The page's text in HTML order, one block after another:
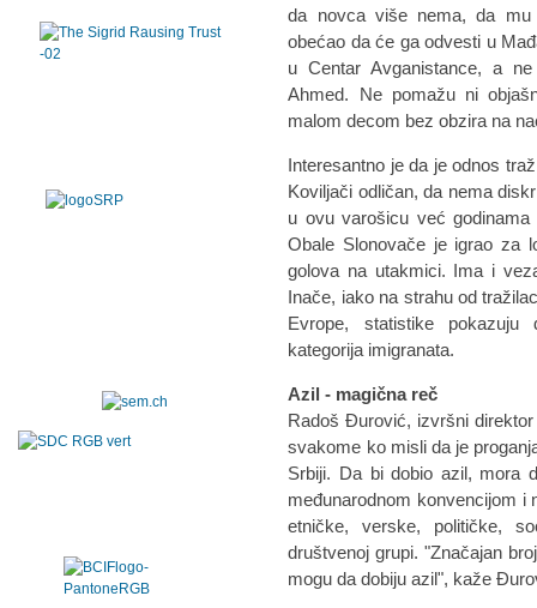
da novca više nema, da mu
obećao da će ga odvesti u
u Centar Avganistance, a
Ahmed. Ne pomažu ni
malom decom bez obzira na
Interesantno je da je odnos
Koviljači odličan, da nema
u ovu varošicu već
Obale Slonovače je igrao za
golova na utakmici. Ima i
Inače, iako na strahu od
Evrope, statistike
kategorija imigranata.
Azil - magična reč
Radoš Đurović, izvršni
svakome ko misli da je
Srbiji. Da bi dobio azil, mora
međunarodnom konvencijom i
etničke, verske, političke,
društvenoj grupi. "Značajan
mogu da dobiju azil", kaže